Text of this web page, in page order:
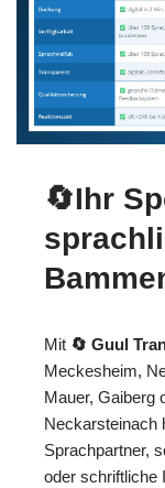
🔄Ihr
Mit 🔄 Guul
Meckesheim,
Mauer, Gaiberg
Neckarsteinach
Sprachpartner,
oder schriftliche